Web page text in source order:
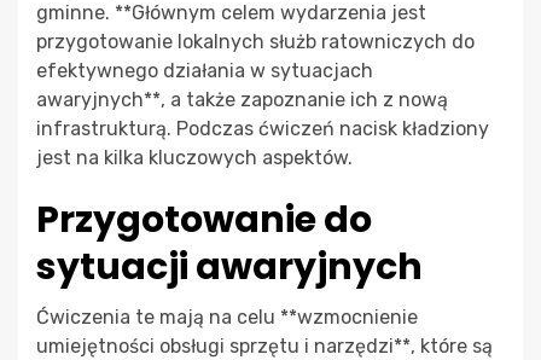
gminne. **Głównym celem wydarzenia jest
przygotowanie lokalnych służb ratowniczych do
efektywnego działania w sytuacjach
awaryjnych**, a także zapoznanie ich z nową
infrastrukturą. Podczas ćwiczeń nacisk kładziony
jest na kilka kluczowych aspektów.
Przygotowanie do
sytuacji awaryjnych
Ćwiczenia te mają na celu **wzmocnienie
umiejętności obsługi sprzętu i narzędzi**, które są